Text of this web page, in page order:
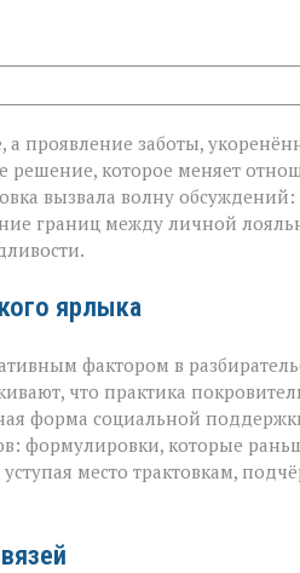
проявление заботы,
решение, которое меняет
вызвала волну
границ между личной
ярлыка
фактором в
что практика
форма социальной
формулировки, которые
место трактовкам,